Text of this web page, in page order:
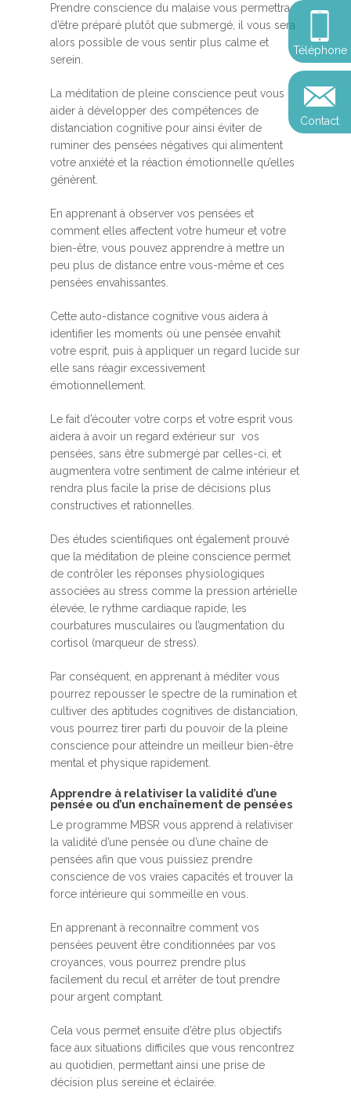
Prendre conscience du malaise vous permettra
d’être préparé plutôt que submergé, il vous sera
alors possible de vous sentir plus calme et
serein.
La méditation de pleine conscience peut vous
aider à développer des compétences de
distanciation cognitive pour ainsi éviter de
ruminer des pensées négatives qui alimentent
votre anxiété et la réaction émotionnelle qu’elles
génèrent.
En apprenant à observer vos pensées et
comment elles affectent votre humeur et votre
bien-être, vous pouvez apprendre à mettre un
peu plus de distance entre vous-même et ces
pensées envahissantes.
Cette auto-distance cognitive vous aidera à
identifier les moments où une pensée envahit
votre esprit, puis à appliquer un regard lucide sur
elle sans réagir excessivement
émotionnellement.
Le fait d’écouter votre corps et votre esprit vous
aidera à avoir un regard extérieur sur vos
pensées, sans être submergé par celles-ci, et
augmentera votre sentiment de calme intérieur et
rendra plus facile la prise de décisions plus
constructives et rationnelles.
Des études scientifiques ont également prouvé
que la méditation de pleine conscience permet
de contrôler les réponses physiologiques
associées au stress comme la pression artérielle
élevée, le rythme cardiaque rapide, les
courbatures musculaires ou l’augmentation du
cortisol (marqueur de stress).
Par conséquent, en apprenant à méditer vous
pourrez repousser le spectre de la rumination et
cultiver des aptitudes cognitives de distanciation,
vous pourrez tirer parti du pouvoir de la pleine
conscience pour atteindre un meilleur bien-être
mental et physique rapidement.
Apprendre à relativiser la validité d’une
pensée ou d’un enchaînement de pensées
Le programme MBSR vous apprend à relativiser
la validité d’une pensée ou d’une chaîne de
pensées afin que vous puissiez prendre
conscience de vos vraies capacités et trouver la
force intérieure qui sommeille en vous.
En apprenant à reconnaître comment vos
pensées peuvent être conditionnées par vos
croyances, vous pourrez prendre plus
facilement du recul et arrêter de tout prendre
pour argent comptant.
Cela vous permet ensuite d’être plus objectifs
face aux situations difficiles que vous rencontrez
au quotidien, permettant ainsi une prise de
décision plus sereine et éclairée.
Téléphone
Contact
Calendrier
Devenir praticien en
de pleine conscience
Révelez votre
votre impact
Conférences
personnel
Révelez votre
votre impact
Reconversion et
professionnelle
Explorer
et découvrir
Blog
Sandrine
Presse et médias
Podcast
Podcast
Contact